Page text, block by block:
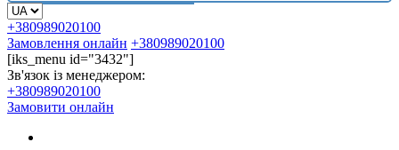
+380989020100
Замовлення онлайн +380989020100
[iks_menu id="3432"]
Зв'язок із менеджером:
+380989020100
Замовити онлайн